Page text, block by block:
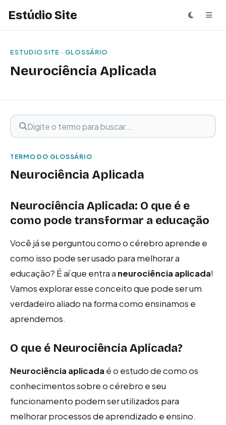
Estúdio Site
ESTUDIO SITE · GLOSSÁRIO
Neurociência Aplicada
Buscar termo
Digite o termo para buscar
TERMO DO GLOSSÁRIO
Neurociência Aplicada
Neurociência Aplicada: O que é e
como pode transformar a educação
Você já se perguntou como o cérebro aprende e
como isso pode ser usado para melhorar a
educação? É aí que entra a neurociência aplicada!
Vamos explorar esse conceito que pode ser um
verdadeiro aliado na forma como ensinamos e
aprendemos.
O que é Neurociência Aplicada?
Neurociência aplicada é o estudo de como os
conhecimentos sobre o cérebro e seu
funcionamento podem ser utilizados para
melhorar processos de aprendizado e ensino.